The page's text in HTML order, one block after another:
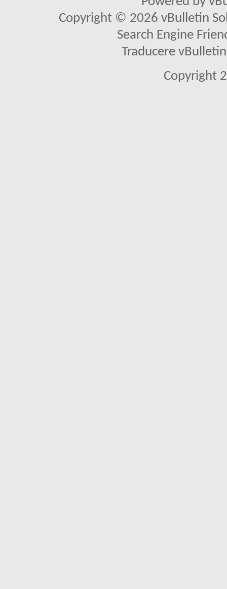
Copyright © 2026 vBulletin
Search Engine
Traducere
Copyright